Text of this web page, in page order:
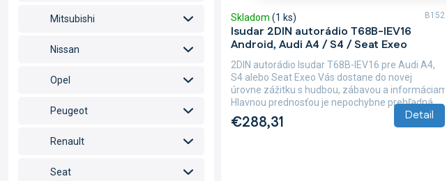
Mitsubishi
Nissan
Opel
Peugeot
Renault
Seat
Isudar 2DIN autorádio T68B-IEV16
Android, Audi A4 / S4 / Seat Exeo
Skladom (1 ks)
€288,31 Detail
2DIN autorádio Isudar T68B-IEV16 pre Audi A4,
S4 alebo Seat Exeo Vás dostane do novej
úrovne zážitku s hudbou, zábavou a informáciami.
Hlavnou prednosťou je nepochybne prehľadná...
B152